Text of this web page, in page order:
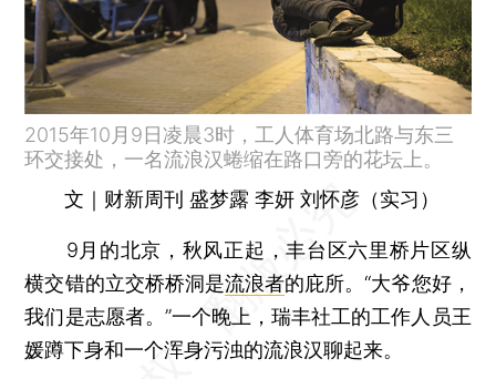
2015年10月9日凌晨3时，工人体育场北路与东三
环交接处，一名流浪汉蜷缩在路口旁的花坛上。
文｜财新周刊 盛梦露 李妍 刘怀彦（实习）
9月的北京，秋风正起，丰台区六里桥片区纵
横交错的立交桥桥洞是流浪者的庇所。“大爷您好，
我们是志愿者。”一个晚上，瑞丰社工的工作人员王
媛蹲下身和一个浑身污浊的流浪汉聊起来。